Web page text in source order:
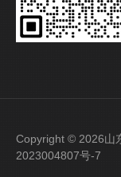
Copyright © 2026山
2023004807号-7